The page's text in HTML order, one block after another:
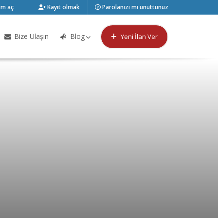
aç Kayıt olmak Parolanızı mı unuttunuz
Bize Ulaşın Blog Yeni İlan Ver